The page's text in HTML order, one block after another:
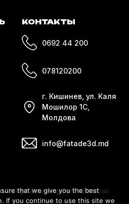
КОНТАКТЫ
0692 44 200
078120200
г. Кишинев, ул. Каля
Мошилор 1С,
Молдова
info@fatade3d.md
Design & Development by Weblab
that we give you the best
If you continue to use this site we